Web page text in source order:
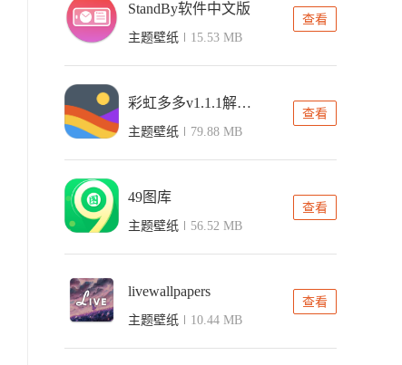
StandBy软件中文版
主题壁纸 15.53 MB
查看
彩虹多多v1.1.1解锁会员版
主题壁纸 79.88 MB
查看
49图库
主题壁纸 56.52 MB
查看
livewallpapers
主题壁纸 10.44 MB
查看